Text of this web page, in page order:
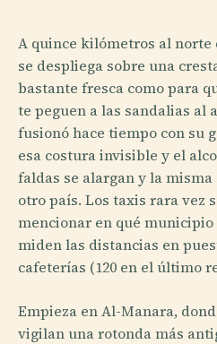
A quince kilómetros al norte
se despliega sobre una
bastante fresca como para
te peguen a las sandalias al
fusionó hace tiempo con su
esa costura invisible y el
faldas se alargan y la
otro país. Los taxis rara vez
mencionar en qué municipio
miden las distancias en
cafeterías (120 en el último
Empieza en Al-Manara,
vigilan una rotonda más